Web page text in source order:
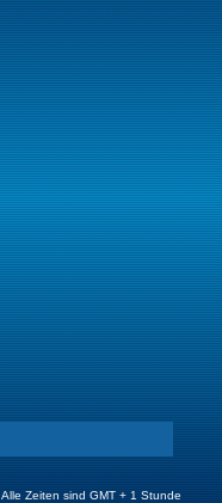
Alle Zeiten sind GMT + 1 Stunde